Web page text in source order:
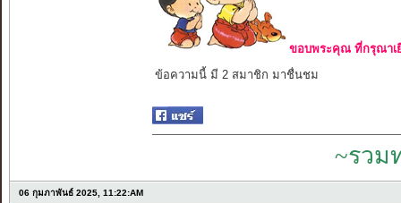
ขอบพระคุณ ที่กรุณาเ
ข้อความนี้ มี 2 สมาชิก มาชื่นชม
~รวม
06 กุมภาพันธ์ 2025, 11:22:AM